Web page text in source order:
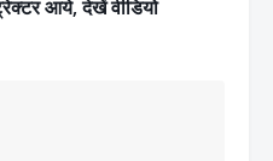
आये, देखें वीडियो